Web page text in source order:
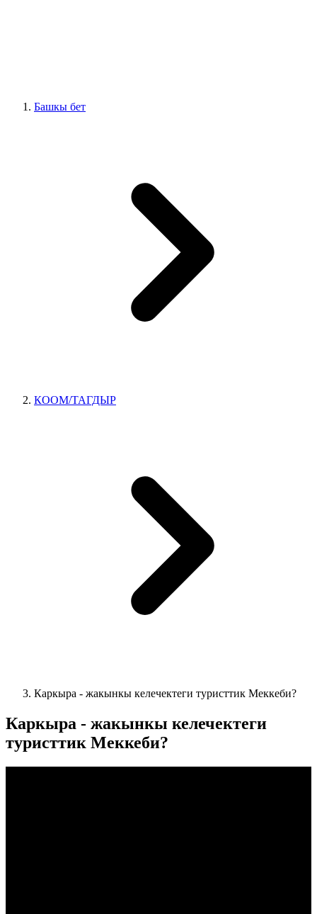
Башкы бет
КООМ/ТАГДЫР
Каркыра - жакынкы келечектеги туристтик Меккеби?
Каркыра - жакынкы келечектеги
туристтик Меккеби?